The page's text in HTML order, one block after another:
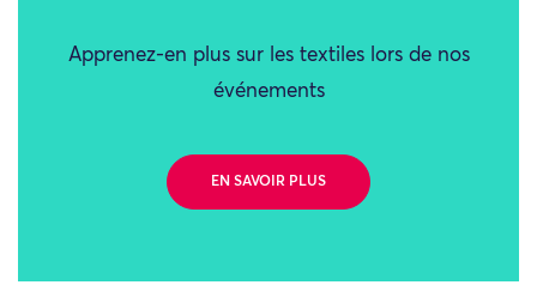
Apprenez-en plus sur les textiles lors de nos
événements
EN SAVOIR PLUS